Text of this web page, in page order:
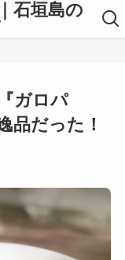
石垣島の
ガロパ
品だった！